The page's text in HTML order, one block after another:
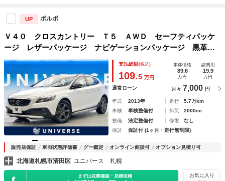
UP ボルボ
Ｖ４０ クロスカントリー Ｔ５ ＡＷＤ セーフティパッケ
ージ レザーパッケージ ナビゲーションパッケージ 黒革シ
ート アクティブハイビーム アダプティブクルーズコントロ
ール ＥＴＣ パワーシート 地デジＴＶ 純正ナビ バック
カメラ
支払総額(税込)
109.5 万円
本体価格
89.6
万円
諸費用
19.9
万円
通常ローン 月々 7,000 円
年式 2013年 走行
5.7万km
車検
車検整備付 排気
2000cc
整備
法定整備付 修復
なし
保証
保証付 (1ヶ月・走行無制限)
販売店保証 車両状態評価書 グー鑑定 オンライン商談可 オプション見積り可
北海道札幌市清田区 ユニバース 札幌
まずは在庫確認・見積依頼 お気に入り